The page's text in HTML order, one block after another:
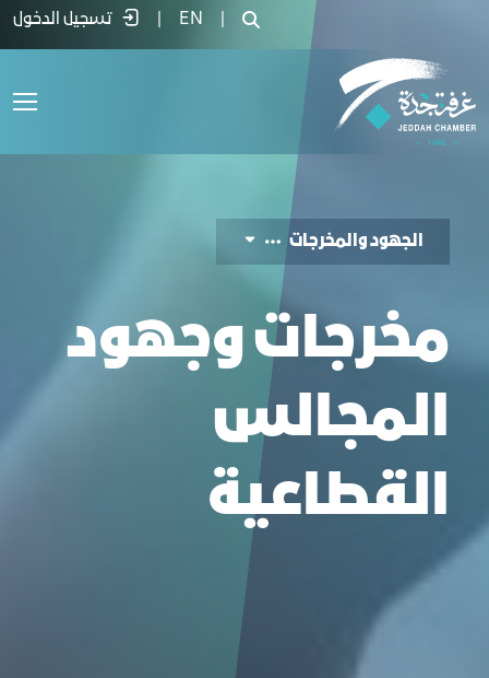
جهود ومخرجات المجالس القطاعية - غرفة
EN تسجيل الدخول
الجهود والمخرجات
مخرجات وجهود
المجالس
القطاعية